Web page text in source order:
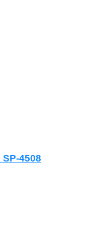
4508